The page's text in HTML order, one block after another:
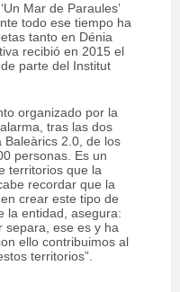
Mar de Paraules’
todo ese tiempo ha
tanto en Dénia
recibió en 2015 el
parte del Institut
organizado por la
tras las dos
Baleàrics 2.0, de los
personas. Es un
territorios que la
recordar que la
crear este tipo de
la entidad, asegura:
separa, ese es y ha
ello contribuimos al
territorios”.